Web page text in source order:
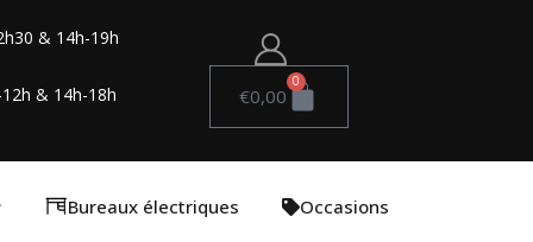
& 14h-19h
12h & 14h-18h €0,00
0
Bureaux électriques Occasions